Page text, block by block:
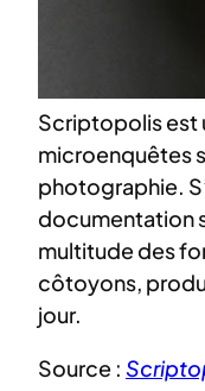
Scriptopolis est
microenquêtes
photographie.
documentation
multitude des
côtoyons,
jour.
Source :